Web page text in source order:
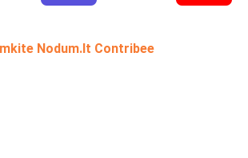
Nodum.lt Contribee